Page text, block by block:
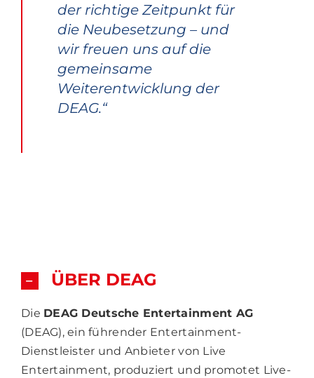
der richtige Zeitpunkt für
die Neubesetzung – und
wir freuen uns auf die
gemeinsame
Weiterentwicklung der
DEAG.“
ÜBER DEAG
Die DEAG Deutsche Entertainment AG
(DEAG), ein führender Entertainment-
Dienstleister und Anbieter von Live
Entertainment, produziert und promotet Live-